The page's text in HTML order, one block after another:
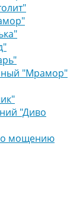
"Мрамор"
"Диво
мощению